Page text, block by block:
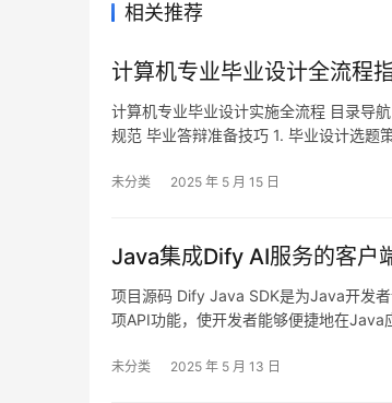
相关推荐
计算机专业毕业设计全流程
计算机专业毕业设计实施全流程 目录导
规范 毕业答辩准备技巧 1. 毕业设计选题
未分类 2025 年 5 月 15 日
Java集成Dify AI服务的客户
项目源码 Dify Java SDK是为Java开发
项API功能，使开发者能够便捷地在Java
未分类 2025 年 5 月 13 日